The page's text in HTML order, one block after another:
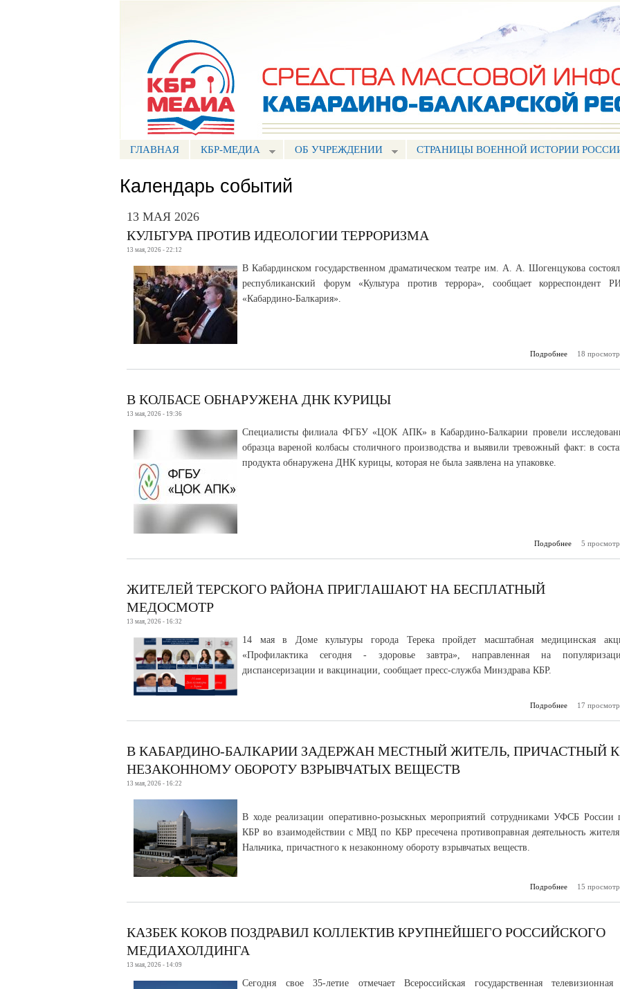
ГЛАВНАЯ КБР-МЕДИА ОБ УЧРЕЖДЕНИИ СТРАНИЦЫ ВОЕННОЙ ИСТОРИИ
Календарь событий
13 МАЯ 2026
КУЛЬТУРА ПРОТИВ ИДЕОЛОГИИ ТЕРРОРИЗМА
13 мая, 2026 - 22:12
В Кабардинском государственном драматическом театре им. А. А. Шогенцукова
республиканский форум «Культура против террора», сообщает корреспондент
«Кабардино-Балкария».
Подробнее
о Культура
18
В КОЛБАСЕ ОБНАРУЖЕНА ДНК КУРИЦЫ
13 мая, 2026 - 19:36
Специалисты филиала ФГБУ «ЦОК АПК» в Кабардино-Балкарии провели
образца вареной колбасы столичного производства и выявили тревожный факт: в
продукта обнаружена ДНК курицы, которая не была заявлена на упаковке.
Подробнее
о В
5
ЖИТЕЛЕЙ ТЕРСКОГО РАЙОНА ПРИГЛАШАЮТ НА БЕСПЛАТНЫЙ
МЕДОСМОТР
13 мая, 2026 - 16:32
14 мая в Доме культуры города Терека пройдет масштабная медицинская
«Профилактика сегодня - здоровье завтра», направленная на
диспансеризации и вакцинации, сообщает пресс-служба Минздрава КБР.
Подробнее
о Жителей
17
В КАБАРДИНО-БАЛКАРИИ ЗАДЕРЖАН МЕСТНЫЙ ЖИТЕЛЬ, ПРИЧАСТНЫЙ К
НЕЗАКОННОМУ ОБОРОТУ ВЗРЫВЧАТЫХ ВЕЩЕСТВ
13 мая, 2026 - 16:22
В ходе реализации оперативно-розыскных мероприятий сотрудниками УФСБ России
КБР во взаимодействии с МВД по КБР пресечена противоправная деятельность жителя
Нальчика, причастного к незаконному обороту взрывчатых веществ.
Подробнее
о В
взрывчатых
15
КАЗБЕК КОКОВ ПОЗДРАВИЛ КОЛЛЕКТИВ КРУПНЕЙШЕГО РОССИЙСКОГО
МЕДИАХОЛДИНГА
13 мая, 2026 - 14:09
Сегодня свое 35-летие отмечает Всероссийская государственная